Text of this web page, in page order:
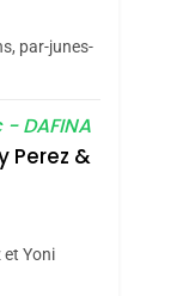
De
par-junes-
DAFINA
Perez &
et Yoni